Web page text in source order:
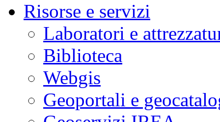
Risorse e servizi
Laboratori e
Biblioteca
Webgis
Geoportali e